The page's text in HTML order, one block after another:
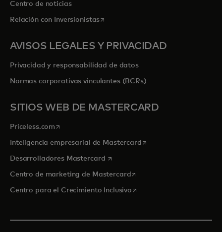
Centro de noticias
Relación con Inversionistasse abre en una pestaña nueva
AVISOS LEGALES Y PRIVACIDAD
Privacidad y responsabilidad de datos
Normas corporativas vinculantes (BCRs)
SITIOS WEB DE MASTERCARD
Priceless.com se abre en una pestaña nueva
Inteligencia empresarial de Mastercardse abre en una pestaña
Desarrolladores Mastercard se abre en una pestaña nueva
Centro de marketing de Mastercardse abre en una pestaña
Centro para el Crecimiento Inclusivose abre en una pestaña